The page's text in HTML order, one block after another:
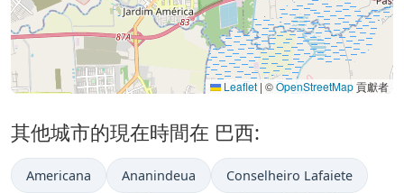
Leaflet |©OpenStreetMap貢獻者
其他城市的現在時間在 巴西:
Americana Ananindeua Conselheiro Lafaiete